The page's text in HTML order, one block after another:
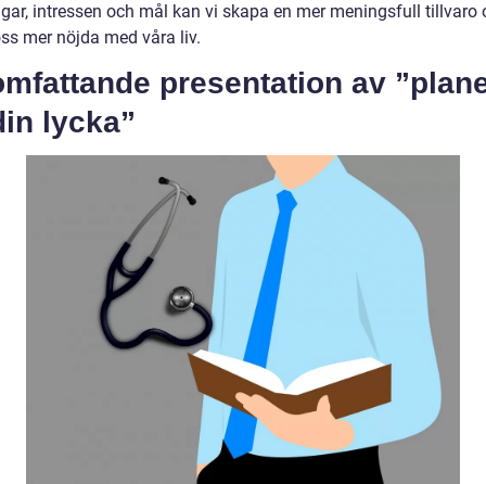
intressen och mål kan vi skapa en mer meningsfull tillvaro
mer nöjda med våra liv.
presentation av
lycka”